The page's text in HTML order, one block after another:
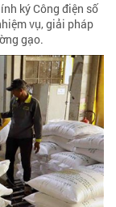
ký Công điện số
vụ, giải pháp
gạo.